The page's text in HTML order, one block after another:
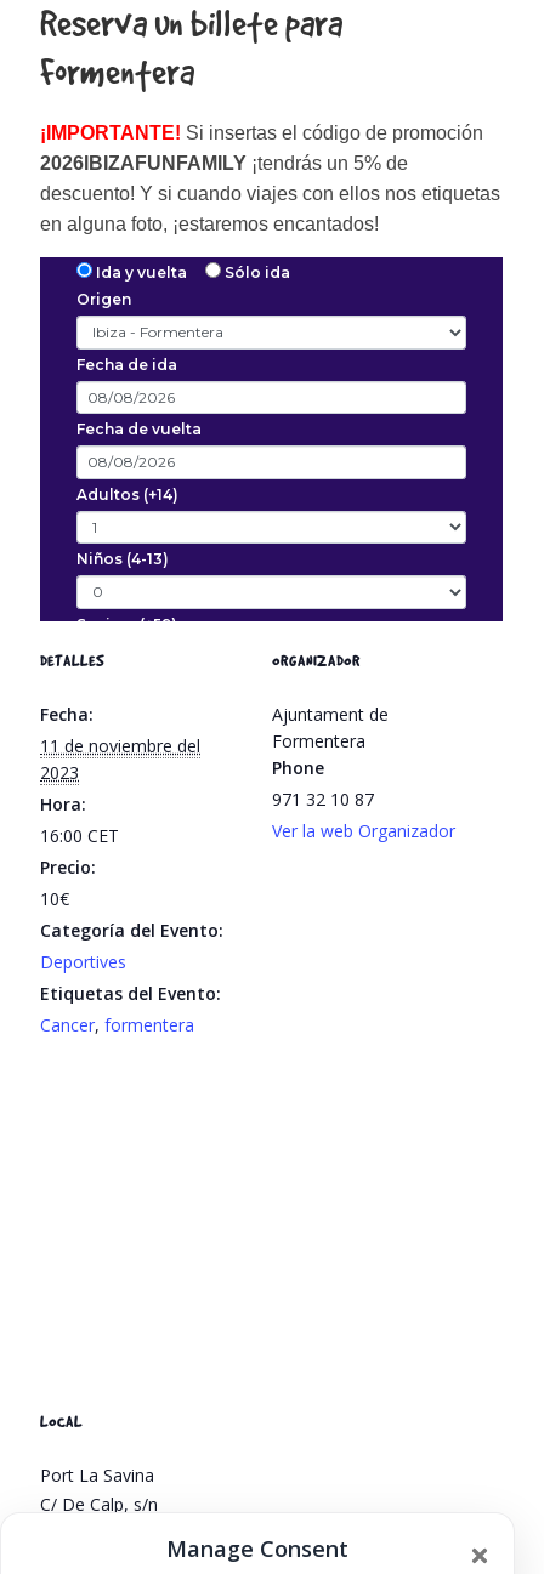
Manage Consent
Reserva un billete para
Formentera
¡IMPORTANTE! Si insertas el código de promoción
2026IBIZAFUNFAMILY ¡tendrás un 5% de
descuento! Y si cuando viajes con ellos nos etiquetas
en alguna foto, ¡estaremos encantados!
DETALLES
Fecha:
11 de noviembre del
2023
Hora:
16:00CET
Precio:
10€
Categoría del Evento:
Deportives
Etiquetas del Evento:
Cancer,formentera
ORGANIZADOR
Ajuntament de
Formentera
Phone
971 32 10 87
Ver la web Organizador
LOCAL
Port La Savina
C/ De Calp, s/n
islas baleares 07870